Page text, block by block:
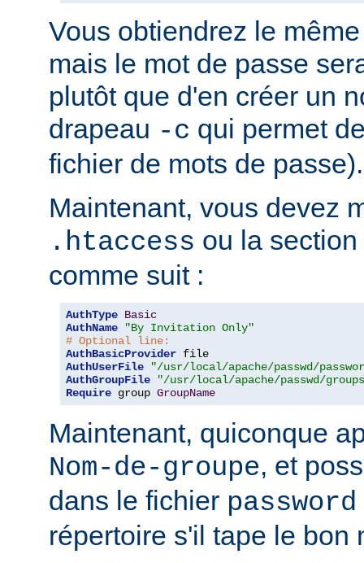
Vous obtiendrez le
mais le mot de passe
plutôt que d'en créer un
drapeau -c qui permet
fichier de mots de
Maintenant, vous devez
.htaccess ou la section
comme suit :
AuthType Basic
AuthName
"By Invitation Only"
# Optional line:
AuthBasicProvider
AuthUserFile
"/usr/local/apache/passwd/
AuthGroupFile
"/usr/local/apache/passwd/
Require group GroupName
Maintenant, quiconque
Nom-de-groupe, et
dans le fichier password
répertoire s'il tape le bon